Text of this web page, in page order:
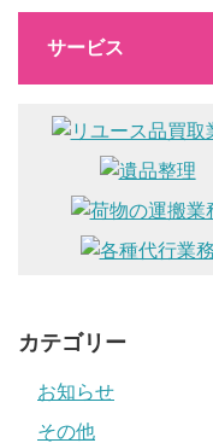
サービス
カテゴリー
お知らせ
その他